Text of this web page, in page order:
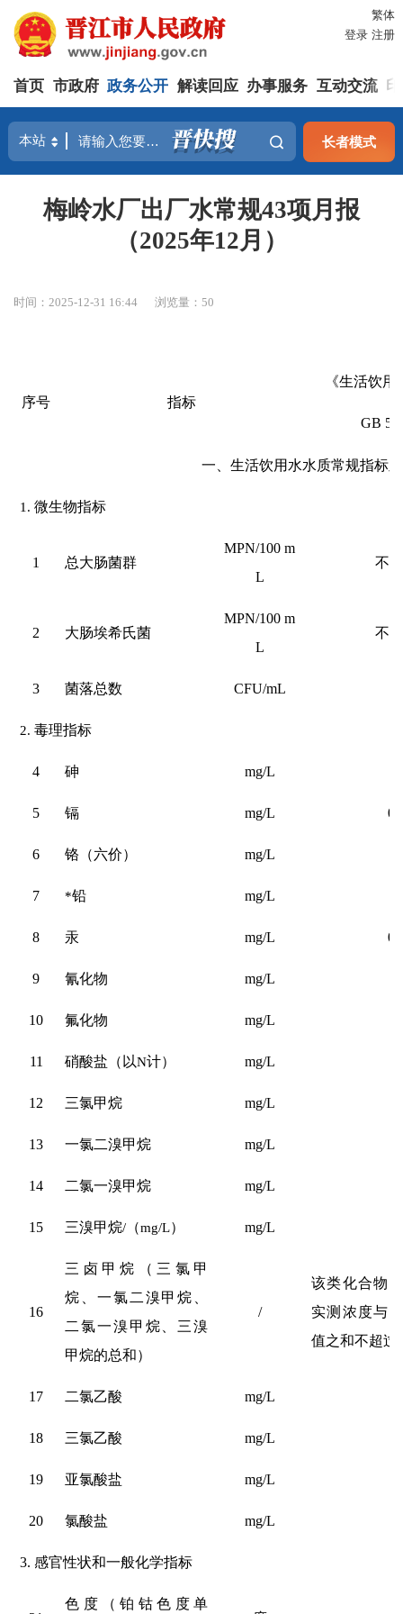
繁体
登录 注册
首页 市政府 政务公开 解读回应 办事服务 互动交流
长者模式
梅岭水厂出厂水常规43项月报
（2025年12月）
时间：2025-12-31 16:44 浏览量：50
序号 指标
《生活饮
GB
一、生活饮用水水质常规指标
1.微生物指标
1 总大肠菌群
MPN/100 m
L
不
2 大肠埃希氏菌
MPN/100 m
L
不
3 菌落总数 CFU/mL
2.毒理指标
4 砷 mg/L
5 镉 mg/L
6 铬（六价） mg/L
7 *铅 mg/L
8 汞 mg/L
9 氰化物 mg/L
10 氟化物 mg/L
11 硝酸盐（以N计） mg/L
12 三氯甲烷 mg/L
13 一氯二溴甲烷 mg/L
14 二氯一溴甲烷 mg/L
15 三溴甲烷/ （mg/L） mg/L
16
三卤甲烷（三氯甲
烷、一氯二溴甲烷、
二氯一溴甲烷、三溴
甲烷的总和）
/
该类化合物
实测浓度与
值之和不超过
17 二氯乙酸 mg/L
18 三氯乙酸 mg/L
19 亚氯酸盐 mg/L
20 氯酸盐 mg/L
3. 感官性状和一般化学指标
色度（铂钴色度单